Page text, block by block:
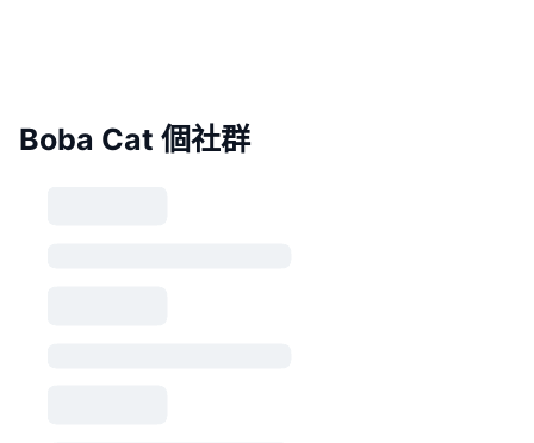
Boba Cat 個社群